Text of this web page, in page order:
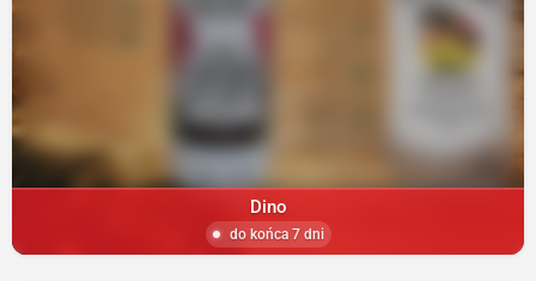
Dino
do końca 7 dni